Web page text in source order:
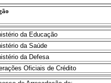
da Educação
da Saúde
da Defesa
Oficiais de Crédito